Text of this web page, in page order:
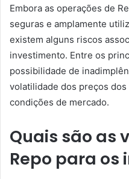
Embora as operações de
seguras e amplamente
existem alguns riscos
investimento. Entre os
possibilidade de
volatilidade dos preços dos
condições de mercado.
Quais são as
Repo para os